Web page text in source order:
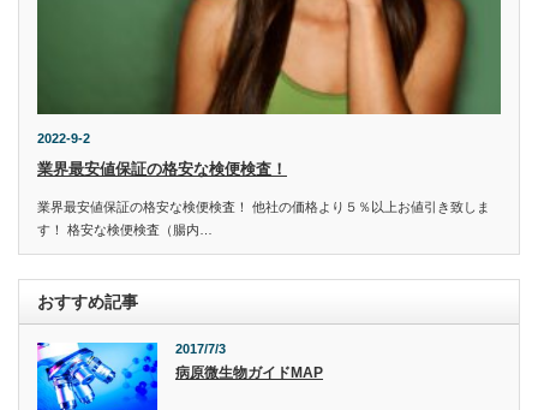
2022-9-2
業界最安値保証の格安な検便検査！
業界最安値保証の格安な検便検査！ 他社の価格より５％以上お値引き致しま
す！ 格安な検便検査（腸内…
おすすめ記事
2017/7/3
病原微生物ガイドMAP